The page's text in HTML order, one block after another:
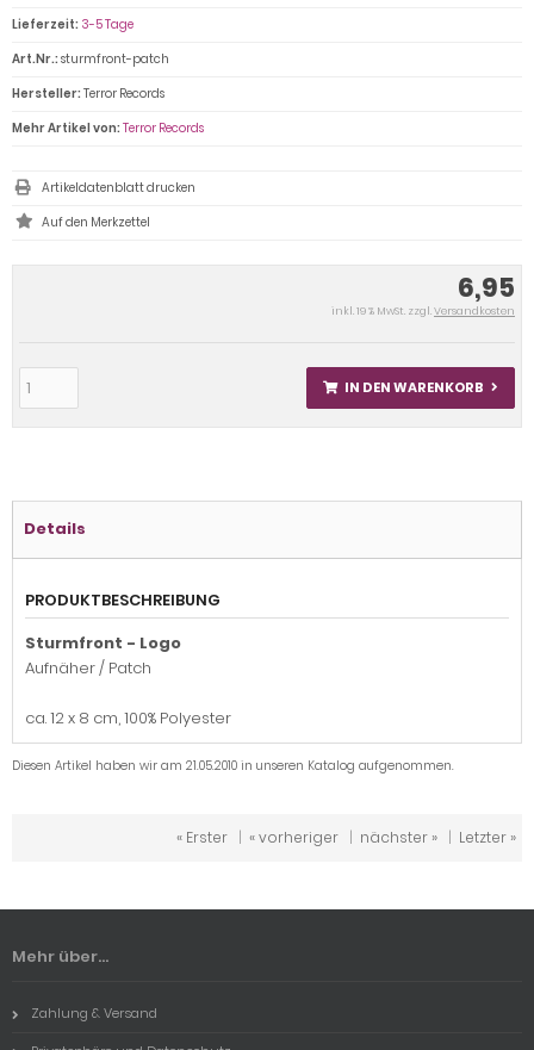
6,95
inkl. 19 % MwSt. zzgl.Versandkosten
IN DEN WARENKORB
Lieferzeit: 3-5 Tage
Art.Nr.: sturmfront-patch
Hersteller: Terror Records
Mehr Artikel von: Terror Records
Artikeldatenblatt drucken
Details
PRODUKTBESCHREIBUNG
Sturmfront - Logo
Aufnäher / Patch
ca. 12 x 8 cm, 100% Polyester
Diesen Artikel haben wir am 21.05.2010 in unseren Katalog aufgenommen.
« Erster | « vorheriger | nächster » | Letzter »
Mehr über...
Zahlung & Versand